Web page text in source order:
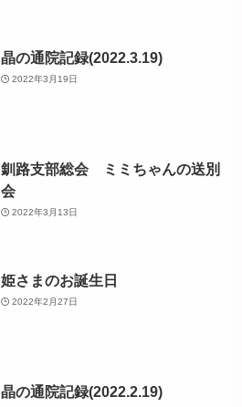
晶の通院記録(2022.3.19)
2022年3月19日
釧路支部総会 ミミちゃんの送別
会
2022年3月13日
姫さまのお誕生日
2022年2月27日
晶の通院記録(2022.2.19)